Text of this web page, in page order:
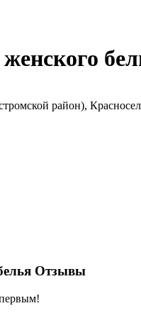
район),
Отзывы